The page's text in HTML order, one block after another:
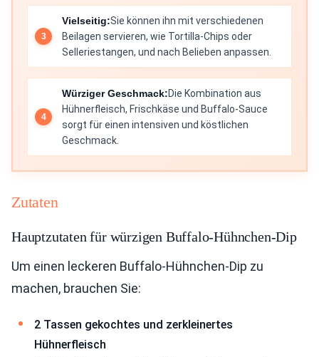
Vielseitig:Sie können ihn mit verschiedenen
Beilagen servieren, wie Tortilla-Chips oder
Selleriestangen, und nach Belieben anpassen.
Würziger Geschmack:Die Kombination aus
Hühnerfleisch, Frischkäse und Buffalo-Sauce
sorgt für einen intensiven und köstlichen
Geschmack.
Zutaten
Hauptzutaten für würzigen Buffalo-Hühnchen-Dip
Um einen leckeren Buffalo-Hühnchen-Dip zu
machen, brauchen Sie:
2 Tassen gekochtes und zerkleinertes
Hühnerfleisch